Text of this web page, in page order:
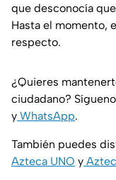
que desconocía
Hasta el momento,
respecto.
¿Quieres
ciudadano?
y WhatsApp.
También puedes
Azteca UNO y